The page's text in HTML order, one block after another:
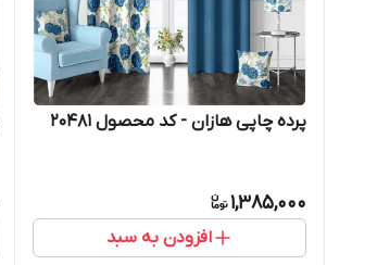
پرده چاپی هازان - کد محصول 20481
1,385,000
افزودن به سبد